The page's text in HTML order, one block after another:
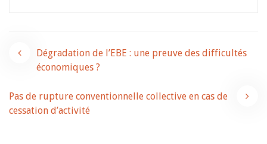
Navigation
de
l’article
Dégradation de l’EBE : une preuve des difficultés
économiques ?
Pas de rupture conventionnelle collective en cas de
cessation d’activité